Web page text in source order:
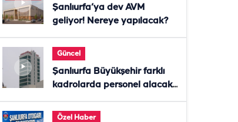
Şanlıurfa’ya dev AVM
geliyor! Nereye yapılacak?
Güncel
Şanlıurfa Büyükşehir farklı
kadrolarda personel alacak!
Özel Haber